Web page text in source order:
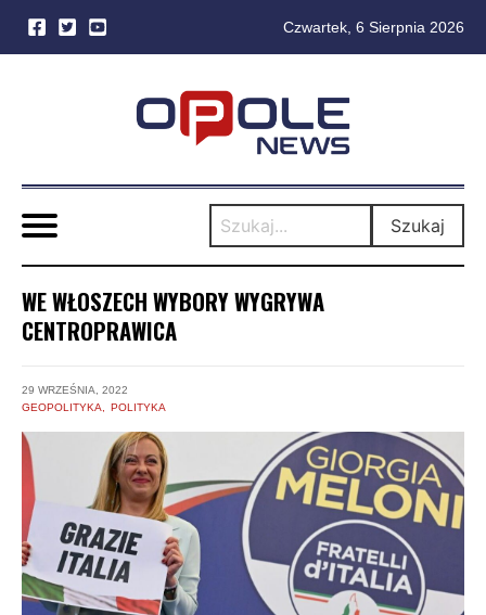
Czwartek, 6 Sierpnia 2026
Szukaj
WE WŁOSZECH WYBORY WYGRYWA
CENTROPRAWICA
29 WRZEŚNIA, 2022
GEOPOLITYKA
POLITYKA